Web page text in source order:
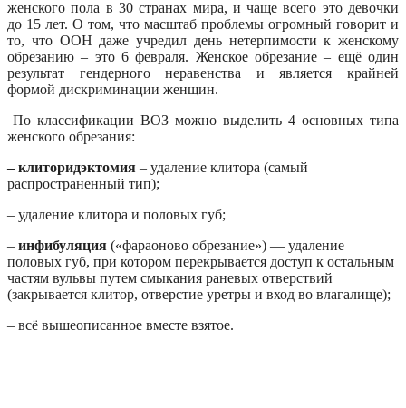
женского пола в 30 странах мира, и чаще всего это девочки
до 15 лет. О том, что масштаб проблемы огромный говорит и
то, что ООН даже учредил день нетерпимости к женскому
обрезанию – это 6 февраля. Женское обрезание – ещё один
результат гендерного неравенства и является крайней
формой дискриминации женщин.
По классификации ВОЗ можно выделить 4 основных типа
женского обрезания:
– клиторидэктомия – удаление клитора (самый
распространенный тип);
– удаление клитора и половых губ;
– инфибуляция («фараоново обрезание») — удаление
половых губ, при котором перекрывается доступ к остальным
частям вульвы путем смыкания раневых отверствий
(закрывается клитор, отверстие уретры и вход во влагалище);
– всё вышеописанное вместе взятое.